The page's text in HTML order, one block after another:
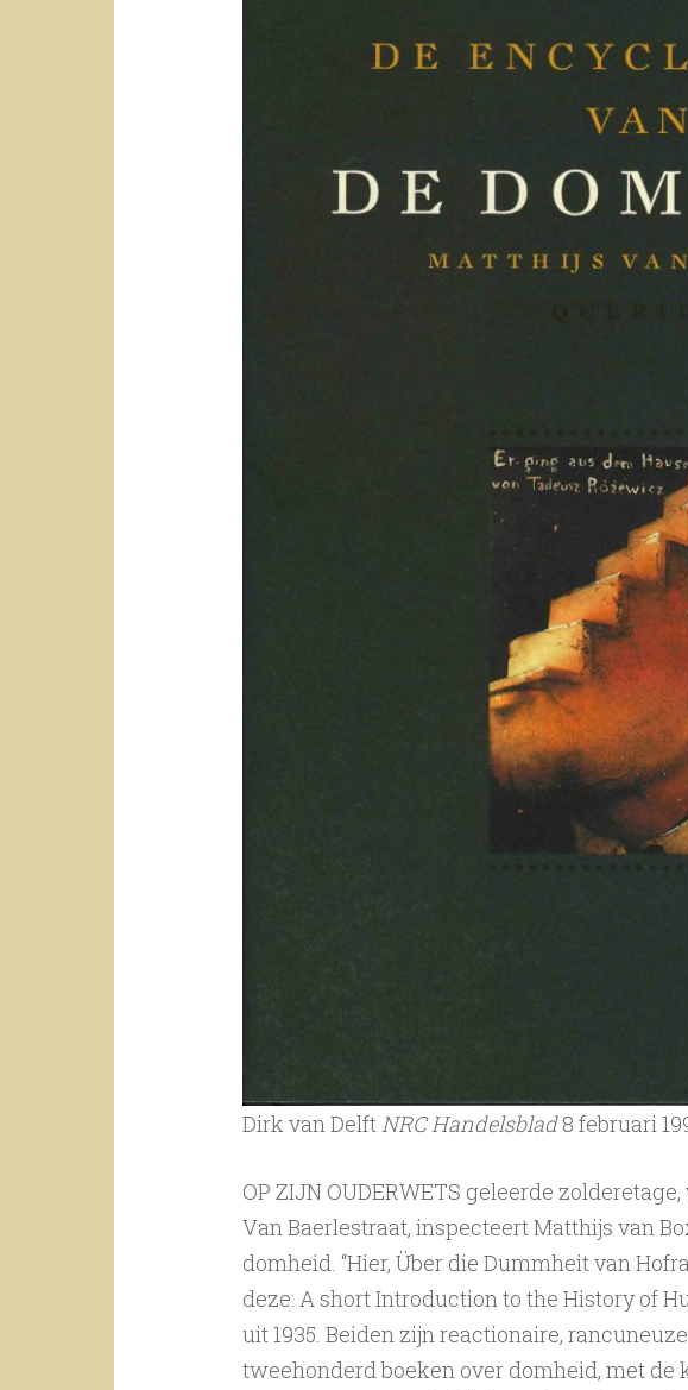
Dirk van DelftNRC Handelsblad8 februari
OP ZIJN OUDERWETS geleerde
Van Baerlestraat, inspecteert Matthijs van
domheid. “Hier, Über die Dummheit van
deze: A short Introduction to the History of
uit 1935. Beiden zijn reactionaire,
tweehonderd boeken over domheid, met de